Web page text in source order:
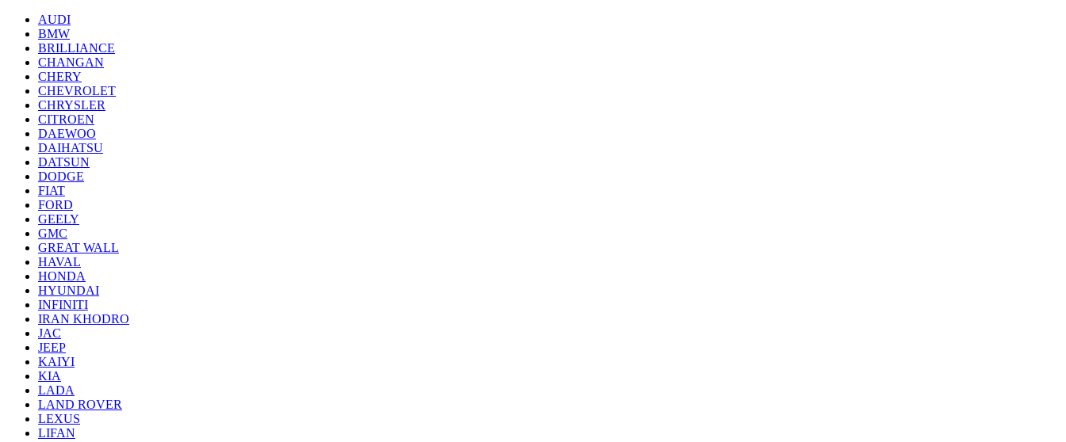
AUDI
BMW
BRILLIANCE
CHANGAN
CHERY
CHEVROLET
CHRYSLER
CITROEN
DAEWOO
DAIHATSU
DATSUN
DODGE
FIAT
FORD
GEELY
GMC
GREAT WALL
HAVAL
HONDA
HYUNDAI
INFINITI
IRAN KHODRO
JAC
JEEP
KAIYI
KIA
LADA
LAND ROVER
LEXUS
LIFAN